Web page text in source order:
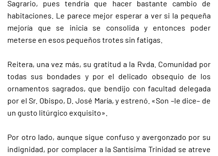
Sagrario, pues tendría que hacer bastante cambio de
habitaciones. Le parece mejor esperar a ver si la pequeña
mejoría que se inicia se consolida y entonces poder
meterse en esos pequeños trotes sin fatigas.
Reitera, una vez más, su gratitud a la Rvda. Comunidad por
todas sus bondades y por el delicado obsequio de los
ornamentos sagrados, que bendijo con facultad delegada
por el Sr. Obispo, D. José María, y estrenó. «Son –le dice– de
un gusto litúrgico exquisito».
Por otro lado, aunque sigue confuso y avergonzado por su
indignidad, por complacer a la Santísima Trinidad se atreve